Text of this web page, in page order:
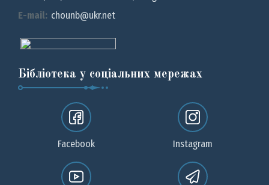
E-mail: chounb@ukr.net
Бібліотека у соціальних мережах
Facebook Instagram